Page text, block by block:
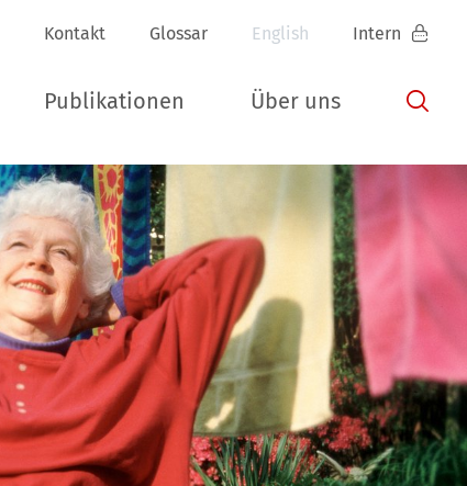
Kontakt Glossar English Intern
Publikationen Über uns